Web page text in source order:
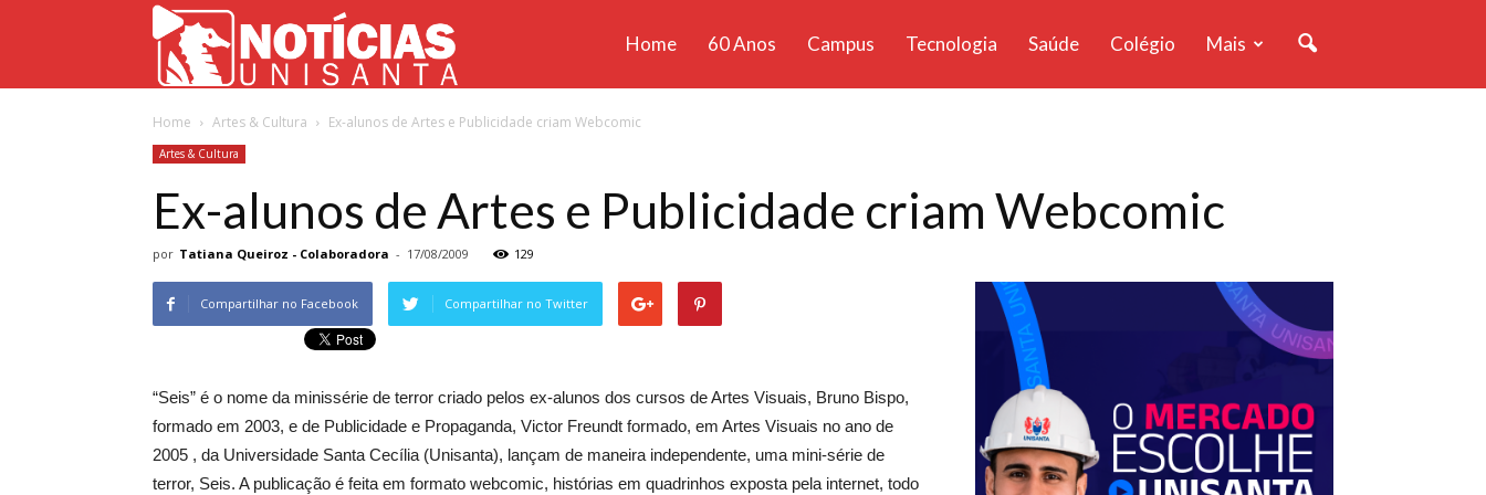
Unisanta
Home 60 Anos Campus Tecnologia Saúde Colégio Mais
Home Artes & Cultura Ex-alunos de Artes e Publicidade criam Webcomic
Artes & Cultura
Ex-alunos de Artes e Publicidade criam Webcomic
por Tatiana Queiroz - Colaboradora - 17/08/2009 129
Compartilhar no Facebook Compartilhar no Twitter
“Seis” é o nome da minissérie de terror criado pelos ex-alunos dos cursos de Artes Visuais, Bruno Bispo,
formado em 2003, e de Publicidade e Propaganda, Victor Freundt formado, em Artes Visuais no ano de
2005 , da Universidade Santa Cecília (Unisanta), lançam de maneira independente, uma mini-série de
terror, Seis. A publicação é feita em formato webcomic, histórias em quadrinhos exposta pela internet, todo